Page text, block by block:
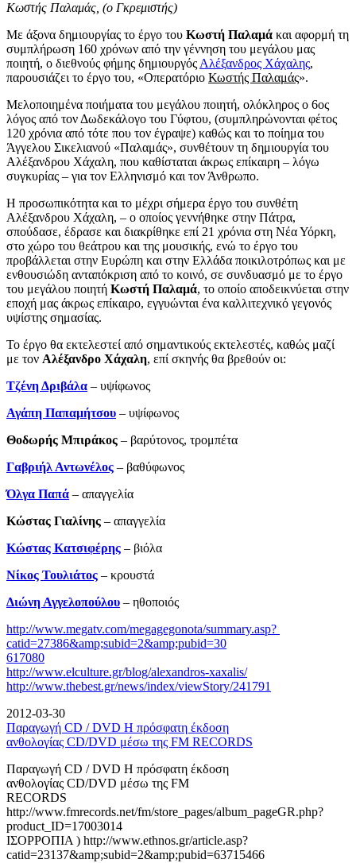
Κωστής Παλαμάς, (ο Γκρεμιστής)
Με άξονα δημιουργίας το έργο του Κωστή Παλαμά και αφορμή τη
συμπλήρωση 160 χρόνων από την γέννηση του μεγάλου μας
ποιητή, ο διεθνούς φήμης δημιουργός Αλέξανδρος Χάχαλης,
παρουσιάζει το έργο του, «Οπερατόριο Κωστής Παλαμάς».
Μελοποιημένα ποιήματα του μεγάλου ποιητή, ολόκληρος ο 6ος
λόγος από τον Δωδεκάλογο του Γύφτου, (συμπληρώνονται φέτος
120 χρόνια από τότε που τον έγραψε) καθώς και το ποίημα του
Άγγελου Σικελιανού «Παλαμάς», συνθέτουν τη δημιουργία του
Αλέξανδρου Χάχαλη, που καθίσταται άκρως επίκαιρη – λόγω
συγκυρίας – για τον Ελληνισμό και τον Άνθρωπο.
Η προσωπικότητα και το μέχρι σήμερα έργο του συνθέτη
Αλέξανδρου Χάχαλη, – ο οποίος γεννήθηκε στην Πάτρα,
σπούδασε, έδρασε και διακρίθηκε επί 21 χρόνια στη Νέα Υόρκη,
στο χώρο του θεάτρου και της μουσικής, ενώ το έργο του
προβάλλεται στην Ευρώπη και στην Ελλάδα ποικιλοτρόπως και με
ενθουσιώδη ανταπόκριση από το κοινό, σε συνδυασμό με το έργο
του μεγάλου ποιητή Κωστή Παλαμά, το οποίο αποδεικνύεται στην
εποχή μας άκρως επίκαιρο, εγγυώνται ένα καλλιτεχνικό γεγονός
υψίστης σημασίας.
Το έργο θα εκτελεστεί από σημαντικούς εκτελεστές, καθώς μαζί
με τον Αλέξανδρο Χάχαλη, επί σκηνής θα βρεθούν οι:
Τζένη Δριβάλα – υψίφωνος
Αγάπη Παπαμήτσου – υψίφωνος
Θοδωρής Μπιράκος – βαρύτονος, τρομπέτα
Γαβριήλ Αντωνέλος – βαθύφωνος
Όλγα Παπά – απαγγελία
Κώστας Γιαλίνης ­– απαγγελία
Κώστας Κατσιφέρης – βιόλα
Νίκος Τουλιάτος – κρουστά
Διώνη Αγγελοπούλου – ηθοποιός
http://www.megatv.com/megagegonota/summary.asp?
catid=27386&amp;subid=2&amp;pubid=30
617080
http://www.elculture.gr/blog/alexandros-xaxalis/
http://www.thebest.gr/news/index/viewStory/241791
2012-03-30
Παραγωγή CD / DVD Η πρόσφατη έκδοση
ανθολογίας CD/DVD μέσω της FM RECORDS
Παραγωγή CD / DVD Η πρόσφατη έκδοση
ανθολογίας CD/DVD μέσω της FM
RECORDS
http://www.fmrecords.net/fm/store_pages/album_pageGR.php?
product_ID=17003014
ΙΣΟΡΡΟΠΙΑ ) http://www.ethnos.gr/article.asp?
catid=23137&amp;subid=2&amp;pubid=63715466